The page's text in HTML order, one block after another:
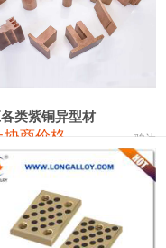
109,860
26,400 100
100
24,400
类紫铜异型材
协商价格 骏达